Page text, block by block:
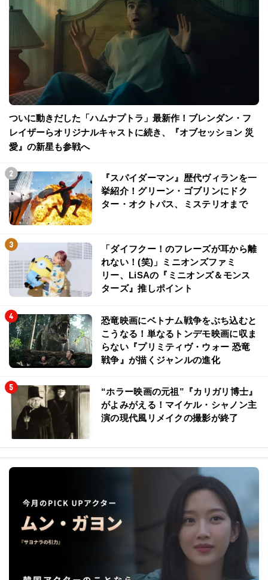
ついに動きだした「ハムナプトラ」最新作！ブレンダン・フ
レイザーらオリジナルキャストに続き、『オブセッション 災
愛』の新星も参戦へ
『スパイダーマン』歴代ヴィランを一
挙紹介！グリーン・ゴブリンにドク
ター・オクトパス、ミステリオまで
「ダイフクー！のフレーズが耳から離
れない！(笑)」ミニオンズファミ
リー、LiSAの『ミニオンズ＆モンス
ターズ』推しポイント
恐竜映画にベトナム戦争をぶち込むと
こうなる！単なるトンデモ映画に収ま
らない『プリミティヴ・ウォー 恐竜
戦争』が描くジャンルの進化
“ホラー映画の元祖”『カリガリ博士』
がよみがえる！マイケル・シャノン主
演の現代風リメイクの撮影が終了